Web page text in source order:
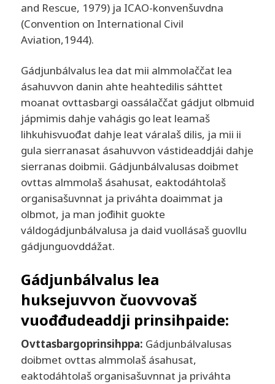
and Rescue, 1979) ja ICAO-konvenšuvdna
(Convention on International Civil
Aviation,1944).
Gádjunbálvalus lea dat mii almmolaččat lea
ásahuvvon danin ahte heahtedilis sáhttet
moanat ovttasbargi oassálaččat gádjut olbmuid
jápmimis dahje vahágis go leat leamaš
lihkuhisvuođat dahje leat váralaš dilis, ja mii ii
gula sierranasat ásahuvvon vástideaddjái dahje
sierranas doibmii. Gádjunbálvalusas doibmet
ovttas almmolaš ásahusat, eaktodáhtolaš
organisašuvnnat ja priváhta doaimmat ja
olbmot, ja man jođihit guokte
váldogádjunbálvalusa ja daid vuollásaš guovllu
gádjunguovddážat.
Gádjunbálvalus lea
huksejuvvon čuovvovaš
vuođđudeaddji prinsihpaide:
Ovttasbargoprinsihppa: Gádjunbálvalusas
doibmet ovttas almmolaš ásahusat,
eaktodáhtolaš organisašuvnnat ja priváhta